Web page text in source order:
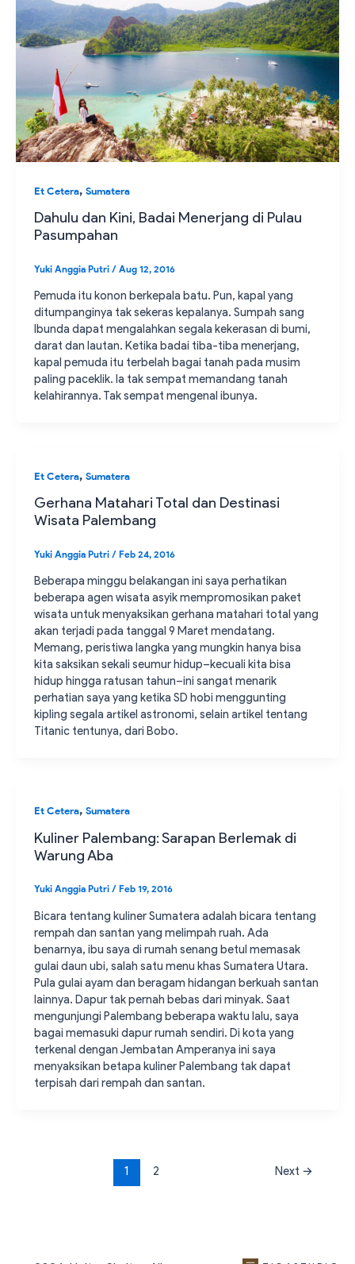
Et Cetera,Sumatera
Dahulu dan Kini, Badai Menerjang di Pulau
Pasumpahan
Yuki Anggia Putri/Aug 12, 2016
Pemuda itu konon berkepala batu. Pun, kapal yang
ditumpanginya tak sekeras kepalanya. Sumpah sang
Ibunda dapat mengalahkan segala kekerasan di bumi,
darat dan lautan. Ketika badai tiba-tiba menerjang,
kapal pemuda itu terbelah bagai tanah pada musim
paling paceklik. Ia tak sempat memandang tanah
kelahirannya. Tak sempat mengenal ibunya.
Et Cetera,Sumatera
Gerhana Matahari Total dan Destinasi
Wisata Palembang
Yuki Anggia Putri/Feb 24, 2016
Beberapa minggu belakangan ini saya perhatikan
beberapa agen wisata asyik mempromosikan paket
wisata untuk menyaksikan gerhana matahari total yang
akan terjadi pada tanggal 9 Maret mendatang.
Memang, peristiwa langka yang mungkin hanya bisa
kita saksikan sekali seumur hidup–kecuali kita bisa
hidup hingga ratusan tahun–ini sangat menarik
perhatian saya yang ketika SD hobi menggunting
kipling segala artikel astronomi, selain artikel tentang
Titanic tentunya, dari Bobo.
Et Cetera,Sumatera
Kuliner Palembang: Sarapan Berlemak di
Warung Aba
Yuki Anggia Putri/ Feb 19, 2016
Bicara tentang kuliner Sumatera adalah bicara tentang
rempah dan santan yang melimpah ruah. Ada
benarnya, ibu saya di rumah senang betul memasak
gulai daun ubi, salah satu menu khas Sumatera Utara.
Pula gulai ayam dan beragam hidangan berkuah santan
lainnya. Dapur tak pernah bebas dari minyak. Saat
mengunjungi Palembang beberapa waktu lalu, saya
bagai memasuki dapur rumah sendiri. Di kota yang
terkenal dengan Jembatan Amperanya ini saya
menyaksikan betapa kuliner Palembang tak dapat
terpisah dari rempah dan santan.
1 2 Next →